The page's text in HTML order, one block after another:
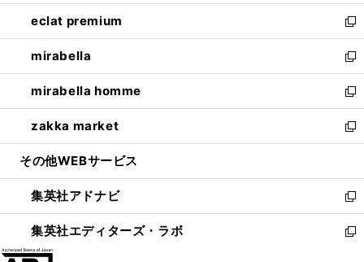
開
く
ウ
で
開
く
ン
ド
ウ
で
開
く
ウ
ィ
ン
ド
ウ
で
開
く
し
い
ウ
ィ
ン
ド
ウ
で
開
eclat premium
新
し
い
ウ
ィ
ン
ド
ウ
開
く
mirabella
新
し
い
ウ
ィ
ン
ウ
で
開
く
mirabella homme
新
し
い
ウ
ン
ド
ウ
で
zakka market
新
し
ウ
ィ
ン
ド
その他WEBサービス
集英社アドナビ
新
し
い
集英社エディターズ・ラボ
新